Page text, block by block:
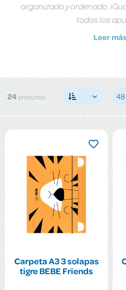
organizado y ordenado.
todos los
Leer más
24 productos 48
Carpeta A3 3 solapas
tigre BEBE Friends